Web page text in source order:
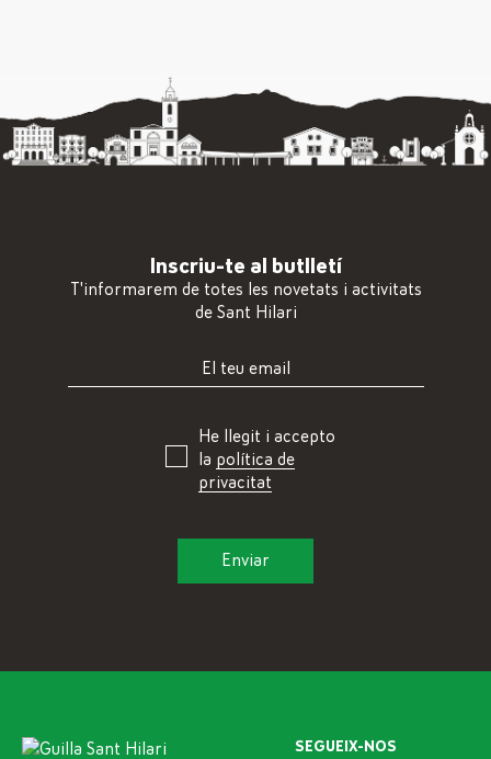
Inscriu-te al butlletí
T'informarem de totes les novetats i activitats
de Sant Hilari
He llegit i accepto
la política de
privacitat
SEGUEIX-NOS